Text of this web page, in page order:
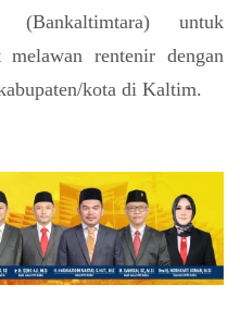
untuk
rentenir dengan
kota di Kaltim.